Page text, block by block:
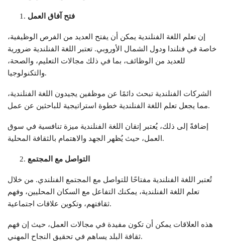
فتح آفاق العمل
إن تعلم اللغة الفنلندية يمكن أن يفتح العديد من الفرص الوظيفية،
خاصة في فنلندا ودول الشمال الأوروبي. تعتبر اللغة الفنلندية ضرورية
للعديد من الوظائف، بما في ذلك مجالات التعليم، والصحة،
والتكنولوجيا.
الشركات الفنلندية تبحث دائمًا عن موظفين يجيدون اللغة الفنلندية،
مما يجعل تعلم اللغة الفنلندية خطوة استراتيجية للباحثين عن عمل.
إضافةً إلى ذلك، يُعتبر إتقان اللغة الفنلندية ميزة تنافسية في سوق
العمل، حيث يُظهر الجهد والاهتمام بالثقافة المحلية.
التواصل مع المجتمع
تُعتبر اللغة الفنلندية مفتاحًا للتواصل مع المجتمع الفنلندي. من خلال
تعلم اللغة الفنلندية، يمكنك التفاعل مع السكان المحليين، وفهم
ثقافتهم، وتكوين علاقات اجتماعية.
هذه العلاقات يمكن أن تكون مفيدة في مجالات العمل، حيث إن فهم
ثقافة البلد يساهم في تحقيق النجاح المهني.